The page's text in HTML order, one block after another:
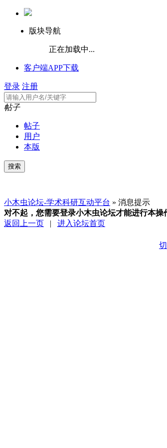
版块导航
正在加载中...
客户端APP下载
登录 注册
帖子
帖子
用户
本版
小木虫论坛-学术科研互动平台 » 消息提示
对不起，您需要登录小木虫论坛才能进行本操
返回上一页 | 进入论坛首页